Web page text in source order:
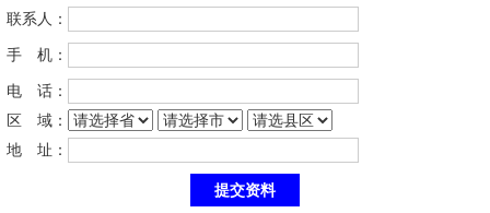
联系人：
手 机：
电 话：
区 域：
地 址：